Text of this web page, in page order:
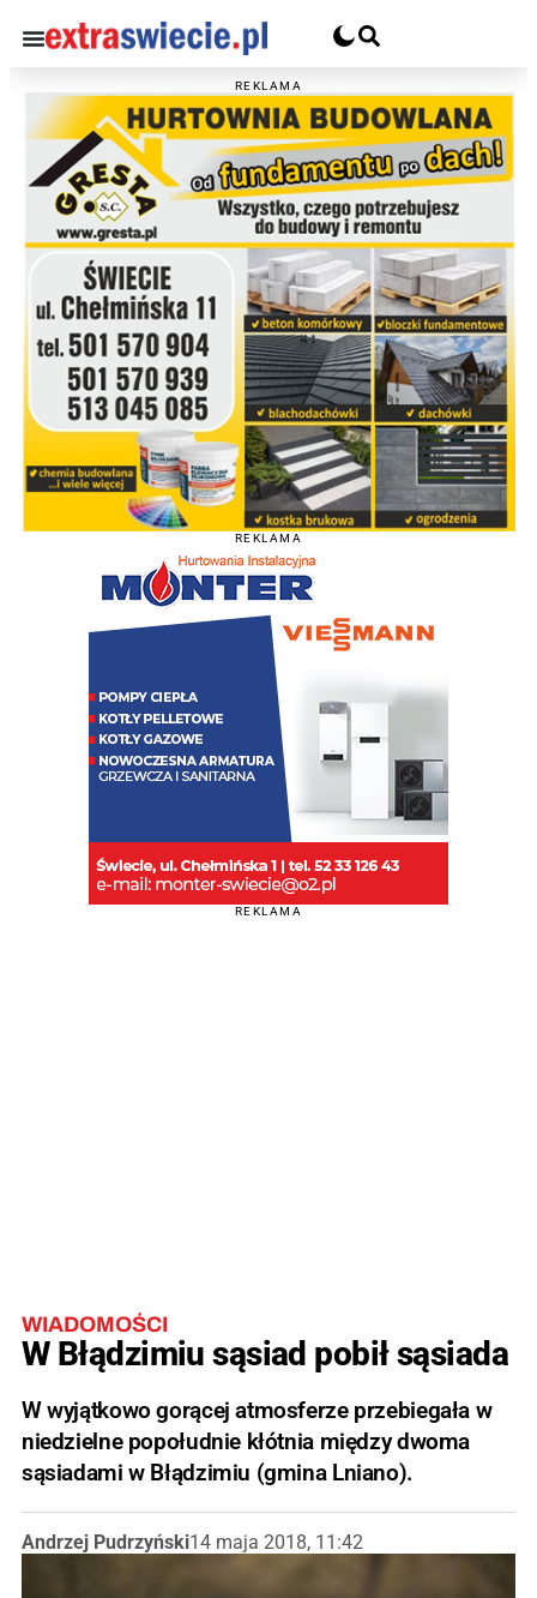
REKLAMA
REKLAMA
REKLAMA
WIADOMOŚCI
W Błądzimiu sąsiad pobił sąsiada
W wyjątkowo gorącej atmosferze przebiegała w
niedzielne popołudnie kłótnia między dwoma
sąsiadami w Błądzimiu (gmina Lniano).
Andrzej Pudrzyński14 maja 2018, 11:42